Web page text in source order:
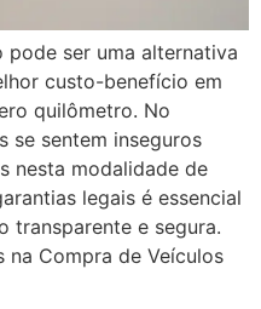
ser uma alternativa
custo-benefício em
quilômetro. No
se sentem inseguros
nesta modalidade de
legais é essencial
transparente e segura.
na Compra de Veículos